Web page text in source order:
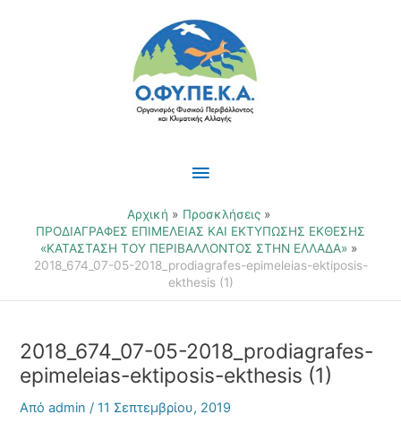
Κύριο
Μενού
Αρχική
Προσκλήσεις
ΠΡΟΔΙΑΓΡΑΦΕΣ ΕΠΙΜΕΛΕΙΑΣ ΚΑΙ ΕΚΤΥΠΩΣΗΣ ΕΚΘΕΣΗΣ
«ΚΑΤΑΣΤΑΣΗ ΤΟΥ ΠΕΡΙΒΑΛΛΟΝΤΟΣ ΣΤΗΝ ΕΛΛΑΔΑ»
2018_674_07-05-2018_prodiagrafes-epimeleias-ektiposis-
ekthesis (1)
2018_674_07-05-2018_prodiagrafes-
epimeleias-ektiposis-ekthesis (1)
Απόadmin/11 Σεπτεμβρίου, 2019